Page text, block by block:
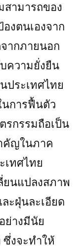
สามารถของ
งตนเองจาก
ากภายนอก
ความยั่งยืน
ประเทศไทย
นการฟื้นตัว
รกรรมถือเป็น
คัญในภาค
เทศไทย
ยนแปลงสภาพ
ะฝุ่นละเอียด
ย่างมีนัย
งจะทำให้